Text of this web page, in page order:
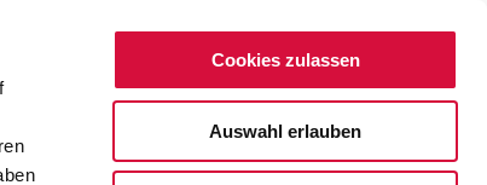
Cookies zulassen
Auswahl erlauben
Förderung Suche